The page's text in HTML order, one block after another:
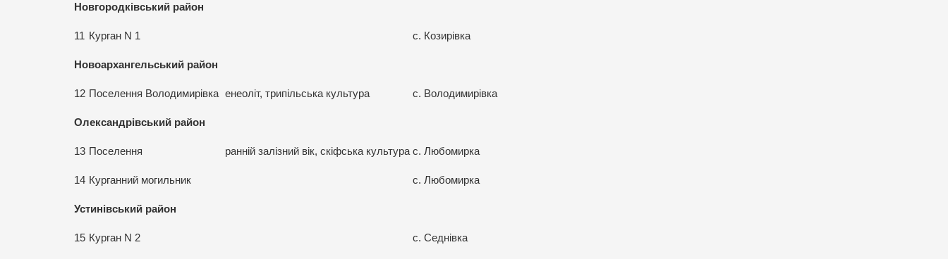
Новгородківський район
11 Курган N 1 с. Козирівка
Новоархангельський район
12 Поселення Володимирівка енеоліт, трипільська культура с. Володимирівка
Олександрівський район
13 Поселення ранній залізний вік, скіфська культура с. Любомирка
14 Курганний могильник с. Любомирка
Устинівський район
15 Курган N 2 с. Седнівка